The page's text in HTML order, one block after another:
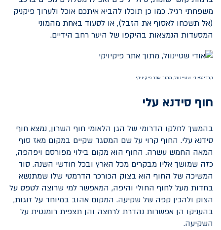
משפחתי רגיל. כמו כן תוכלו להביא איתכם אוכל ולערוך פיקניק
(אל תשכחו לאסוף את הזבל), או לסעוד באחת מהמוני
המסעדות הנמצאות בהיקפו של היער רחב הידיים.
קרדיט:אודי שטיינוול, מתוך אתר פיקיויקי
חוף סידנא עלי
בהמשך לחלקו הדרומי של הגן הלאומי חוף השרון, נמצא חוף
סידנא עלי. החוף קרוי על שם המסגד שקיים במקום מאז סוף
המאה החמש עשרה. החוף הוא מקום בילוי מפורסם ויפהפה,
כזה שמושך אליו מבקרים מכל הארץ ובכל חודשי השנה. סוד
המשיכה של החוף הוא בצוק הכורכר הדרמטי שלו שמתנשא
בחדות מעל לחוף החולי והיפה, המאפשר למי שרוצה לטפס על
הצוק ולהכין קפה של שקיעה. המקום אהוב במיוחד על זוגות,
בהעניקו הן אפשרות נהדרת לרחצה והן תצפית רומנטית על
השקיעה.